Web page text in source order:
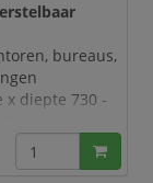
42 dB
staal met
poedercoating
via 2
bureaus,
x diepte 730 -